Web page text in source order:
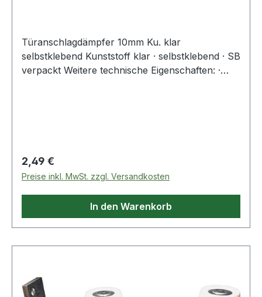
Türanschlagdämpfer 10mm Ku. klar
selbstklebend Kunststoff klar · selbstklebend · SB
verpackt Weitere technische Eigenschaften: ·
Regulärer Preis:
2,49 €
Preise inkl. MwSt. zzgl. Versandkosten
In den Warenkorb